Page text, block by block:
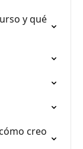
y qué
creo